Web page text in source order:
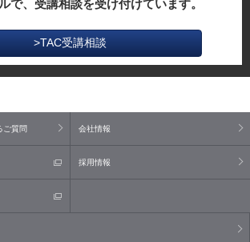
で、受講相談を受け付けています。
>TAC受講相談
ご質問 会社情報
採用情報